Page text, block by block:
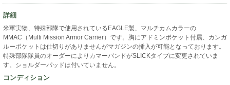
詳細
米軍実物、特殊部隊で使用されているEAGLE製、マルチカムカラーの
MMAC（Multi Mission Armor Carrier）です。胸にアドミンポケット付属、カンガ
ルーポケットは仕切りがありませんがマガジンの挿入が可能となっております。
特殊部隊隊員のオーダーによりカマーバンドがSLICKタイプに変更されていま
す。ショルダーパッドは付いていません。
コンディション